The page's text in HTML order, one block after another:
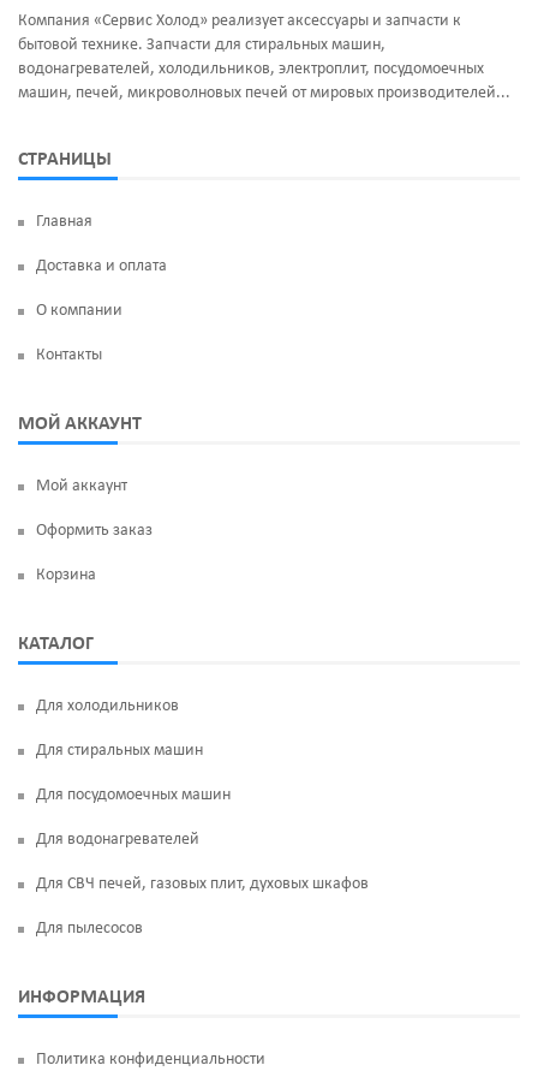
Компания «Сервис Холод» реализует аксессуары и запчасти к
бытовой технике. Запчасти для стиральных машин,
водонагревателей, холодильников, электроплит, посудомоечных
машин, печей, микроволновых печей от мировых производителей...
СТРАНИЦЫ
Главная
Доставка и оплата
О компании
Контакты
МОЙ АККАУНТ
Мой аккаунт
Оформить заказ
Корзина
КАТАЛОГ
Для холодильников
Для стиральных машин
Для посудомоечных машин
Для водонагревателей
Для СВЧ печей, газовых плит, духовых шкафов
Для пылесосов
ИНФОРМАЦИЯ
Политика конфиденциальности